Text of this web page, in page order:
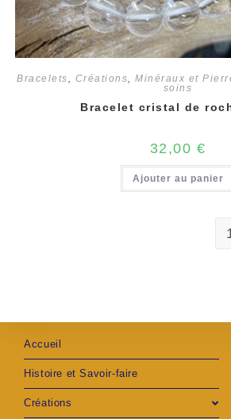
Bracelets Créations ,Minéraux et
soins
Bracelet cristal de
32,00 €
Ajouter au panier
Accueil
Histoire et Savoir-faire
Créations